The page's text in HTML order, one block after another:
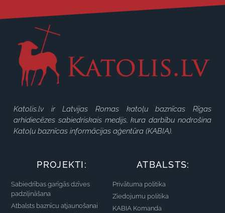
Katolis.lv ir Latvijas Romas katoļu baznīcas Rīgas
arhidiecēzes sabiedriskais medijs, kura darbību nodrošina
Katoļu baznīcas informācijas aģentūra (KABIA).
PROJEKTI:
Sabiedrības garīgās dzīves
padziļināšana
Atbalsts baznīcu atjaunošanai
ATBALSTS:
Privātuma politika
Ziedojumu politika
KABIA Komanda